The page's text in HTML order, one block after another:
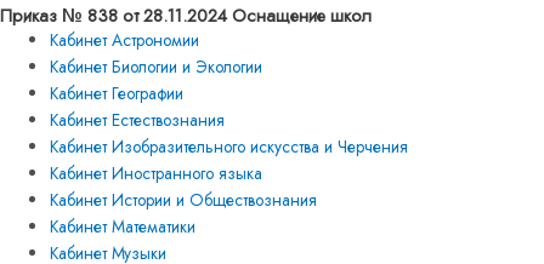
Приказ № 838 от 28.11.2024 Оснащение школ
Кабинет Астрономии
Кабинет Биологии и Экологии
Кабинет Географии
Кабинет Естествознания
Кабинет Изобразительного искусства и Черчения
Кабинет Иностранного языка
Кабинет Истории и Обществознания
Кабинет Математики
Кабинет Музыки